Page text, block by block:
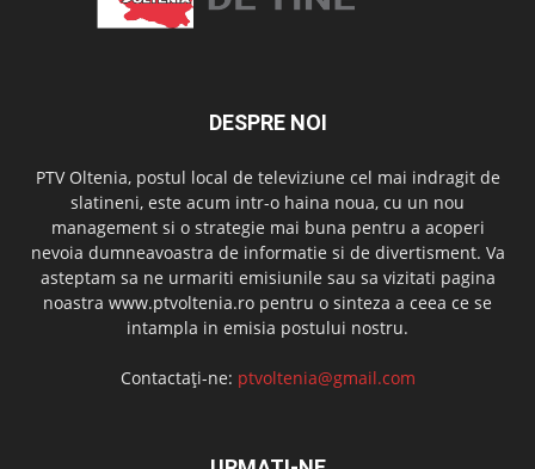
DESPRE NOI
PTV Oltenia, postul local de televiziune cel mai indragit de
slatineni, este acum intr-o haina noua, cu un nou
management si o strategie mai buna pentru a acoperi
nevoia dumneavoastra de informatie si de divertisment. Va
asteptam sa ne urmariti emisiunile sau sa vizitati pagina
noastra www.ptvoltenia.ro pentru o sinteza a ceea ce se
intampla in emisia postului nostru.
Contactați-ne: ptvoltenia@gmail.com